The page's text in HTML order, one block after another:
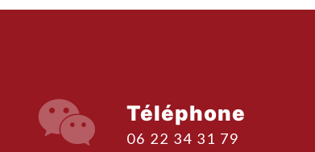
Téléphone
06 22 34 31 79